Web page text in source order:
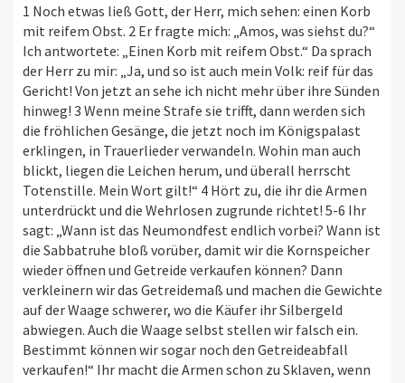
1 Noch etwas ließ Gott, der Herr, mich sehen: einen Korb
mit reifem Obst. 2 Er fragte mich: „Amos, was siehst du?“
Ich antwortete: „Einen Korb mit reifem Obst.“ Da sprach
der Herr zu mir: „Ja, und so ist auch mein Volk: reif für das
Gericht! Von jetzt an sehe ich nicht mehr über ihre Sünden
hinweg! 3 Wenn meine Strafe sie trifft, dann werden sich
die fröhlichen Gesänge, die jetzt noch im Königspalast
erklingen, in Trauerlieder verwandeln. Wohin man auch
blickt, liegen die Leichen herum, und überall herrscht
Totenstille. Mein Wort gilt!“ 4 Hört zu, die ihr die Armen
unterdrückt und die Wehrlosen zugrunde richtet! 5-6 Ihr
sagt: „Wann ist das Neumondfest endlich vorbei? Wann ist
die Sabbatruhe bloß vorüber, damit wir die Kornspeicher
wieder öffnen und Getreide verkaufen können? Dann
verkleinern wir das Getreidemaß und machen die Gewichte
auf der Waage schwerer, wo die Käufer ihr Silbergeld
abwiegen. Auch die Waage selbst stellen wir falsch ein.
Bestimmt können wir sogar noch den Getreideabfall
verkaufen!“ Ihr macht die Armen schon zu Sklaven, wenn